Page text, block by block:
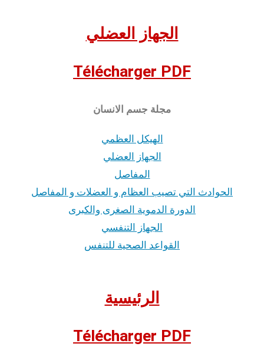
الجهاز العضلي
Télécharger PDF
مجلة جسم الانسان
الهيكل العظمي
الجهاز العضلي
المفاصل
الحوادث التي تصيب العظام و العضلات و المفاصل
الدورة الدموية الصغرى والكبرى
الجهاز التنفسي
القواعد الصحية للتنفس
الرئيسية
Télécharger PDF